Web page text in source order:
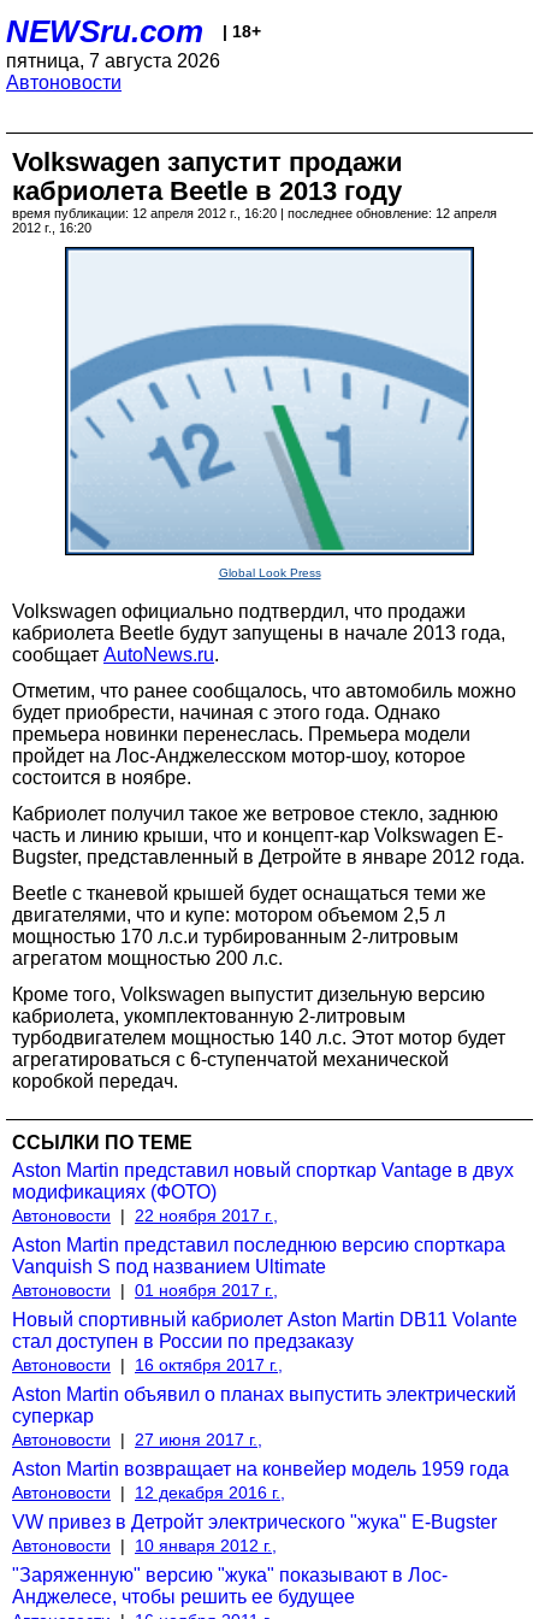
NEWSru.com | 18+
пятница, 7 августа 2026
Автоновости
Volkswagen запустит продажи
кабриолета Beetle в 2013 году
время публикации: 12 апреля 2012 г., 16:20 | последнее обновление: 12 апреля
2012 г., 16:20
Global Look Press
Volkswagen официально подтвердил, что продажи
кабриолета Beetle будут запущены в начале 2013 года,
сообщает AutoNews.ru.
Отметим, что ранее сообщалось, что автомобиль можно
будет приобрести, начиная с этого года. Однако
премьера новинки перенеслась. Премьера модели
пройдет на Лос-Анджелесском мотор-шоу, которое
состоится в ноябре.
Кабриолет получил такое же ветровое стекло, заднюю
часть и линию крыши, что и концепт-кар Volkswagen E-
Bugster, представленный в Детройте в январе 2012 года.
Beetle с тканевой крышей будет оснащаться теми же
двигателями, что и купе: мотором объемом 2,5 л
мощностью 170 л.с.и турбированным 2-литровым
агрегатом мощностью 200 л.с.
Кроме того, Volkswagen выпустит дизельную версию
кабриолета, укомплектованную 2-литровым
турбодвигателем мощностью 140 л.с. Этот мотор будет
агрегатироваться с 6-ступенчатой механической
коробкой передач.
ССЫЛКИ ПО ТЕМЕ
Aston Martin представил новый спорткар Vantage в двух
модификациях (ФОТО)
Автоновости | 22 ноября 2017 г.,
Aston Martin представил последнюю версию спорткара
Vanquish S под названием Ultimate
Автоновости | 01 ноября 2017 г.,
Новый спортивный кабриолет Aston Martin DB11 Volante
стал доступен в России по предзаказу
Автоновости | 16 октября 2017 г.,
Aston Martin объявил о планах выпустить электрический
суперкар
Автоновости | 27 июня 2017 г.,
Aston Martin возвращает на конвейер модель 1959 года
Автоновости | 12 декабря 2016 г.,
VW привез в Детройт электрического "жука" Е-Bugster
Автоновости | 10 января 2012 г.,
"Заряженную" версию "жука" показывают в Лос-
Анджелесе, чтобы решить ее будущее